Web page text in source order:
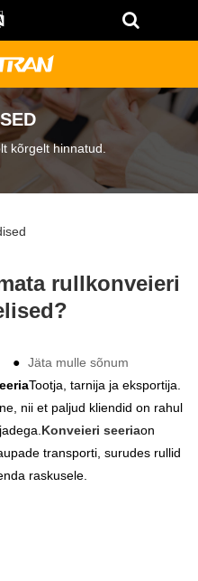
kõrgelt hinnatud.
rullkonveieri
● Jäta mulle sõnum
Tootja, tarnija ja eksportija.
nii et paljud kliendid on rahul
Konveieri seeriaon
transporti, surudes rullid
raskusele.